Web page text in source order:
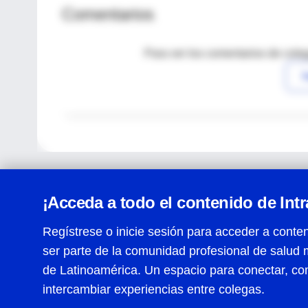
Comentarios
Para ver los comentarios de
¡Acceda a todo el contenido de
Regístrese o inicie sesión para acceder a
ser parte de la comunidad profesional de salud
de Latinoamérica. Un espacio para conectar,
intercambiar experiencias entre colegas.
Centro de Ayuda
Términos y condiciones| Políticas de privacidad